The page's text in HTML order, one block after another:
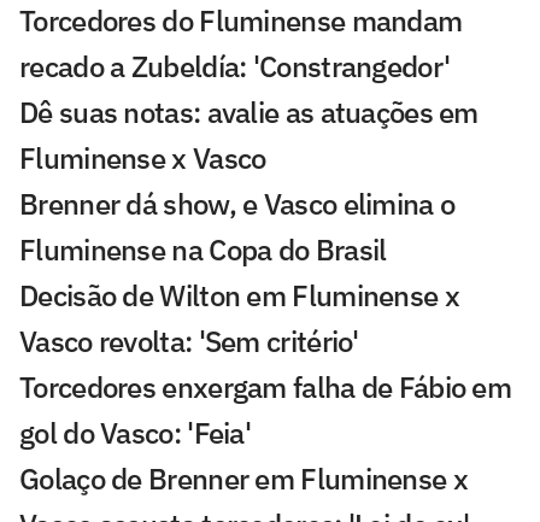
Torcedores do Fluminense mandam
recado a Zubeldía: 'Constrangedor'
Dê suas notas: avalie as atuações em
Fluminense x Vasco
Brenner dá show, e Vasco elimina o
Fluminense na Copa do Brasil
Decisão de Wilton em Fluminense x
Vasco revolta: 'Sem critério'
Torcedores enxergam falha de Fábio em
gol do Vasco: 'Feia'
Golaço de Brenner em Fluminense x